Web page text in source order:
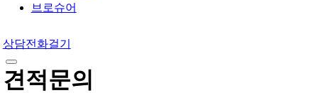
브로슈어
상담전화걸기
견적문의